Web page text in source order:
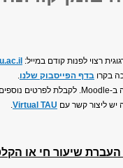
רצוי לפנות קודם במייל:
בקרו בדף הפייסבוק שלנו.
יש ליצור קשר עם Virtual TAU
.
שיעור חי או